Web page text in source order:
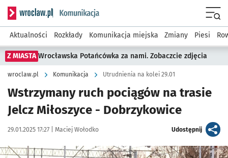
Serwis informacyjny wroclaw.pl podserwis: Komunikacja
Aktualności Rozkłady Komunikacja miejska Zmiany Piesi
Z MIASTA Wrocławska Potańcówka za nami. Zobaczcie zdjęcia
wroclaw.pl Komunikacja Utrudnienia na kolei 29.01
Wstrzymany ruch pociągów na trasie
Jelcz Miłoszyce - Dobrzykowice
Data publikacji:
29.01.2025 17:27 | Autor:
Maciej Wołodko Udostępnijartykuł
Kliknij, aby powiększyć